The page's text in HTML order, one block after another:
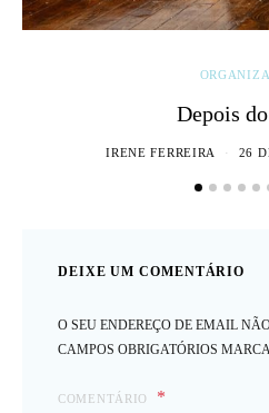
Depois
IRENE FERREIRA 26
DEIXE UM COMENTÁRIO
O SEU ENDEREÇO DE EMAIL
CAMPOS OBRIGATÓRIOS
COMENTÁRIO